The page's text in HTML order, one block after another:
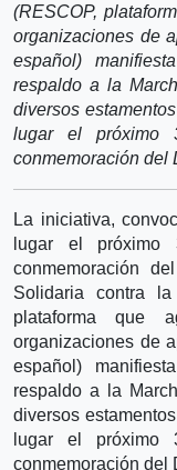
(RESCOP,
organizaciones de
español)
respaldo a la
diversos
lugar el próximo
conmemoración del
La iniciativa,
lugar el próximo
conmemoración
Solidaria contra la
plataforma que
organizaciones de
español)
respaldo a la
diversos
lugar el próximo
conmemoración del